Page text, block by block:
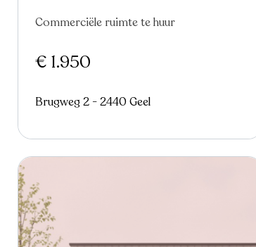
Commerciële ruimte te huur
€ 1.950
Brugweg 2 - 2440 Geel